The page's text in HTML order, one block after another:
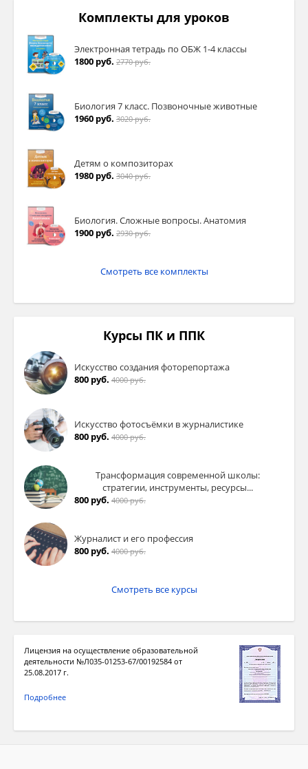
Комплекты для уроков
Электронная тетрадь по ОБЖ 1-4 классы
1800 руб. 2770 руб.
Биология 7 класс. Позвоночные животные
1960 руб. 3020 руб.
Детям о композиторах
1980 руб. 3040 руб.
Биология. Сложные вопросы. Анатомия
1900 руб. 2930 руб.
Смотреть все комплекты
Курсы ПК и ППК
Искусство создания фоторепортажа
800 руб. 4000 руб.
Искусство фотосъёмки в журналистике
800 руб. 4000 руб.
Трансформация современной школы:
стратегии, инструменты, ресурсы...
800 руб. 4000 руб.
Журналист и его профессия
800 руб. 4000 руб.
Смотреть все курсы
Лицензия на осуществление образовательной
деятельности №Л035-01253-67/00192584 от
25.08.2017 г.
Подробнее